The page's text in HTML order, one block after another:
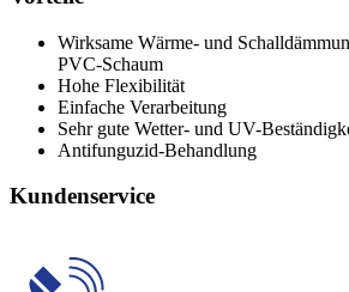
Wirksame Wärme- und
PVC-Schaum
Hohe Flexibilität
Einfache Verarbeitung
Sehr gute Wetter- und UV-
Antifunguzid-Behandlung
Kundenservice